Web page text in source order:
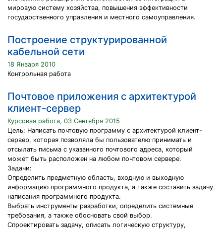
мировую систему хозяйства, повышения эффективности
государственного управления и местного самоуправления.
Построение структурированной
кабельной сети
18 Января 2010
Контрольная работа
Почтовое приложения с архитектурой
клиент-сервер
Курсовая работа, 03 Сентября 2015
Цель: Написать почтовую программу с архитектурой клиент-
сервер, которая позволяла бы пользователю принимать и
отсылать письма с указанного почтового адреса, который
может быть расположен на любом почтовом сервере.
Задачи:
Определить предметную область, входную и выходную
информацию программного продукта, а также составить задачу
написания программного продукта.
Выбрать инструменты разработки, определить системные
требования, а также обосновать свой выбор.
Спроектировать задачу, описать логическую структуру,